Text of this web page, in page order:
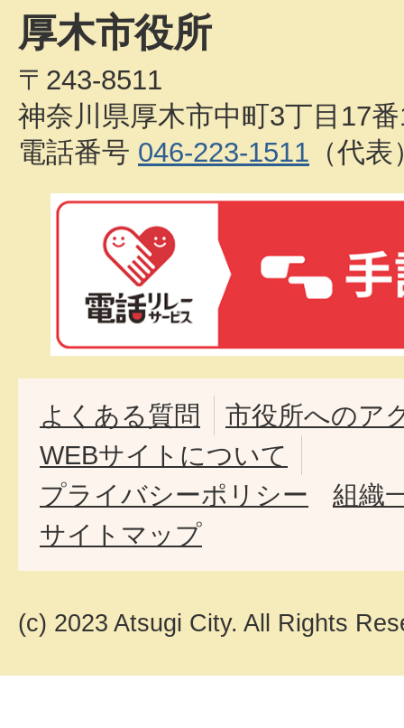
厚木市役所
〒243-8511
神奈川県厚木市中町3丁目17
電話番号 046-223-1511 （代表
よくある質問
市役所へのア
WEBサイトについて
プライバシーポリシー
組織
サイトマップ
(c) 2023 Atsugi City. All Rights